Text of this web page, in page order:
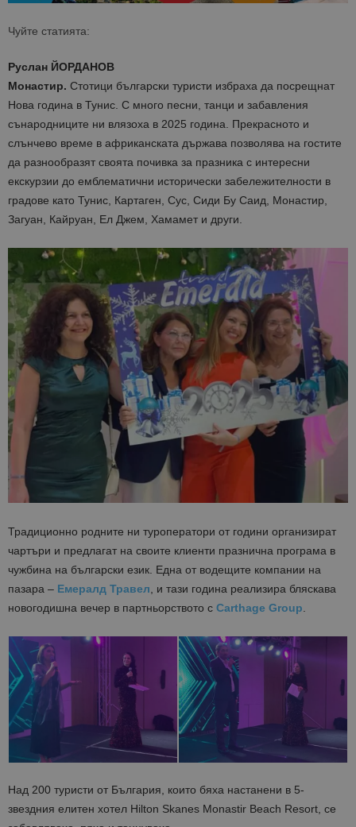
Чуйте статията:
Руслан ЙОРДАНОВ
Монастир. Стотици български туристи избраха да посрещнат
Нова година в Тунис. С много песни, танци и забавления
сънародниците ни влязоха в 2025 година. Прекрасното и
слънчево време в африканската държава позволява на гостите
да разнообразят своята почивка за празника с интересни
екскурзии до емблематични исторически забележителности в
градове като Тунис, Картаген, Сус, Сиди Бу Саид, Монастир,
Загуан, Кайруан, Ел Джем, Хамамет и други.
Традиционно родните ни туроператори от години организират
чартъри и предлагат на своите клиенти празнична програма в
чужбина на български език. Една от водещите компании на
пазара – Емералд Травел, и тази година реализира бляскава
новогодишна вечер в партньорството с Carthage Group.
Над 200 туристи от България, които бяха настанени в 5-
звездния елитен хотел Hilton Skanes Monastir Beach Resort, се